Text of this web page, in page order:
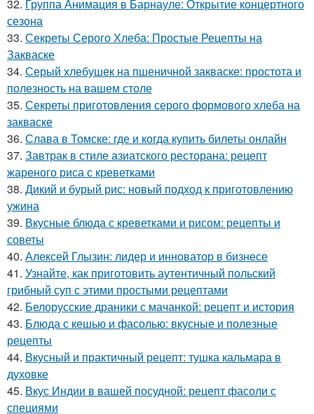
32. Группа Анимация в Барнауле: Открытие концертного
сезона
33. Секреты Серого Хлеба: Простые Рецепты на
Закваске
34. Серый хлебушек на пшеничной закваске: простота и
полезность на вашем столе
35. Секреты приготовления серого формового хлеба на
закваске
36. Слава в Томске: где и когда купить билеты онлайн
37. Завтрак в стиле азиатского ресторана: рецепт
жареного риса с креветками
38. Дикий и бурый рис: новый подход к приготовлению
ужина
39. Вкусные блюда с креветками и рисом: рецепты и
советы
40. Алексей Глызин: лидер и инноватор в бизнесе
41. Узнайте, как приготовить аутентичный польский
грибный суп с этими простыми рецептами
42. Белорусские драники с мачанкой: рецепт и история
43. Блюда с кешью и фасолью: вкусные и полезные
рецепты
44. Вкусный и практичный рецепт: тушка кальмара в
духовке
45. Вкус Индии в вашей посудной: рецепт фасоли с
специями